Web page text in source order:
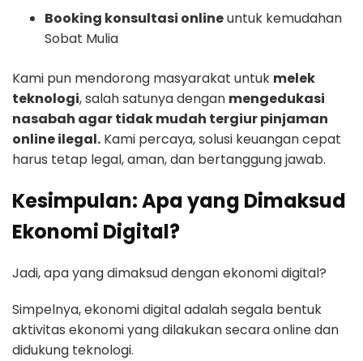
Booking konsultasi onlineuntuk kemudahan
Sobat Mulia
Kami pun mendorong masyarakat untuk melek
teknologi, salah satunya dengan mengedukasi
nasabah agar tidak mudah tergiur pinjaman
online ilegal. Kami percaya, solusi keuangan cepat
harus tetap legal, aman, dan bertanggung jawab.
Kesimpulan: Apa yang Dimaksud
Ekonomi Digital?
Jadi, apa yang dimaksud dengan ekonomi digital?
Simpelnya, ekonomi digital adalah segala bentuk
aktivitas ekonomi yang dilakukan secara online dan
didukung teknologi.